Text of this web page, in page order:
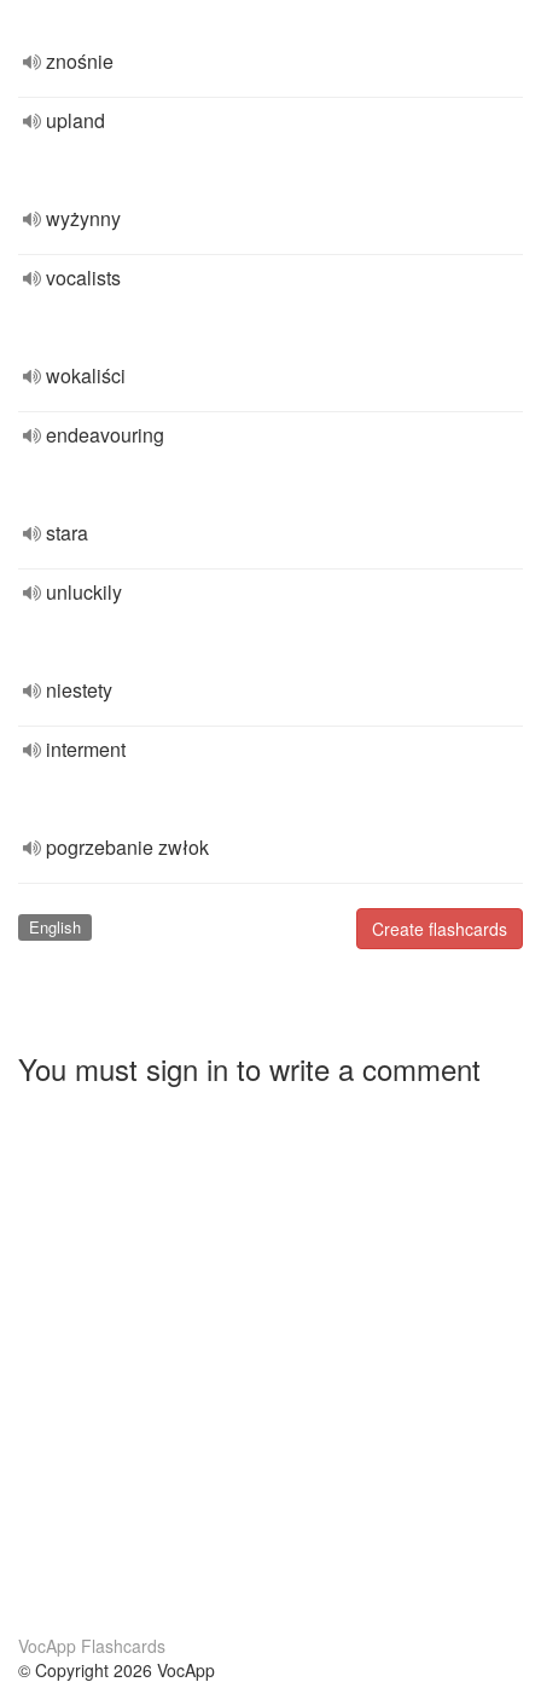
znośnie
upland
wyżynny
vocalists
wokaliści
endeavouring
stara
unluckily
niestety
interment
pogrzebanie zwłok
Create flashcards
English
You must sign in to write a comment
VocApp Flashcards
© Copyright 2026 VocApp